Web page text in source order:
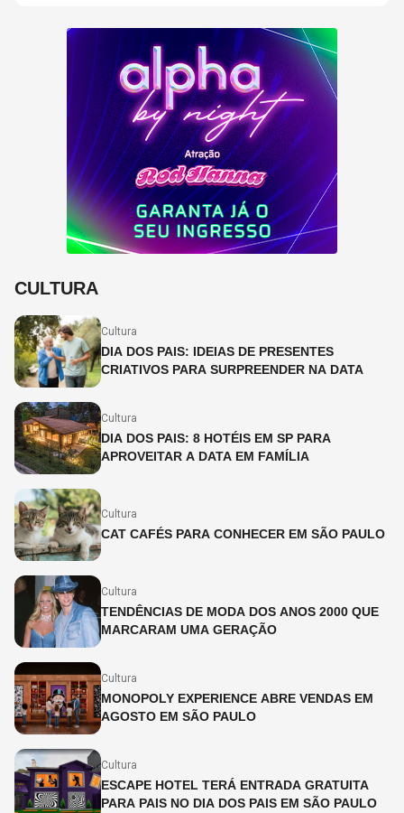
CULTURA
Cultura
DIA DOS PAIS: IDEIAS DE PRESENTES
CRIATIVOS PARA SURPREENDER NA DATA
Cultura
DIA DOS PAIS: 8 HOTÉIS EM SP PARA
APROVEITAR A DATA EM FAMÍLIA
Cultura
CAT CAFÉS PARA CONHECER EM SÃO PAULO
Cultura
TENDÊNCIAS DE MODA DOS ANOS 2000 QUE
MARCARAM UMA GERAÇÃO
Cultura
MONOPOLY EXPERIENCE ABRE VENDAS EM
AGOSTO EM SÃO PAULO
Cultura
ESCAPE HOTEL TERÁ ENTRADA GRATUITA
PARA PAIS NO DIA DOS PAIS EM SÃO PAULO